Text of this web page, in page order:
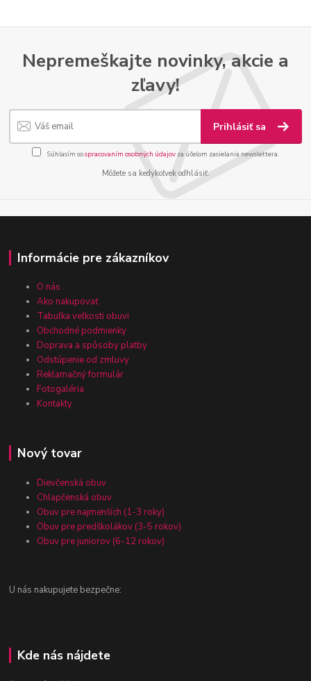
Nepremeškajte novinky, akcie a
zľavy!
Prihlásiť sa
Súhlasím sospracovaním osobných údajov za účelom zasielania newslettera.
Môžete sa kedykoľvek odhlásiť.
Informácie pre zákazníkov
O nás
Ako nakupovať
Tabuľka veľkosti obuvi
Obchodné podmienky
Doprava a spôsoby platby
Odstúpenie od zmluvy
Reklamačný formulár
Fotogaléria
Kontakty
Nový tovar
Dievčenská obuv
Chlapčenská obuv
Obuv pre najmenších (1-3 roky)
Obuv pre predškolákov (3-5 rokov)
Obuv pre juniorov (6-12 rokov)
U nás nakupujete bezpečne:
Kde nás nájdete